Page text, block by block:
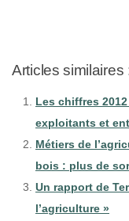
Articles similaires
Les chiffres
exploitants et
Métiers de
bois : plus de
Un rapport de
l’agriculture »